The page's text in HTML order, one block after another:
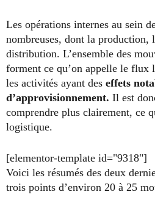
Les opérations internes au sein
nombreuses, dont la production,
distribution. L’ensemble des
forment ce qu’on appelle le flux
les activités ayant des effets
d’approvisionnement. Il est
comprendre plus clairement, ce
logistique.
[elementor-template id="9318"]
Voici les résumés des deux
trois points d’environ 20 à 25